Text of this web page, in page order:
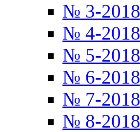
№ 3-2018
№ 4-2018
№ 5-2018
№ 6-2018
№ 7-2018
№ 8-2018